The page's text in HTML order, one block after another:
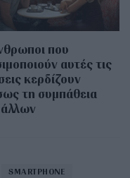
που
αυτές τις
κερδίζουν
τη συμπάθεια
SMARTPHONE